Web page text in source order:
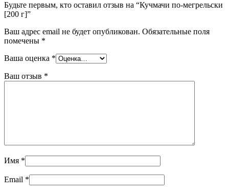
Будьте первым, кто оставил отзыв на “Кучмачи по-мегрельски
[200 г]”
Ваш адрес email не будет опубликован. Обязательные поля
помечены *
Ваша оценка *
Ваш отзыв *
Имя *
Email *